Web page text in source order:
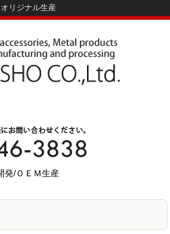
リジナル生産
発/ＯＥＭ生産